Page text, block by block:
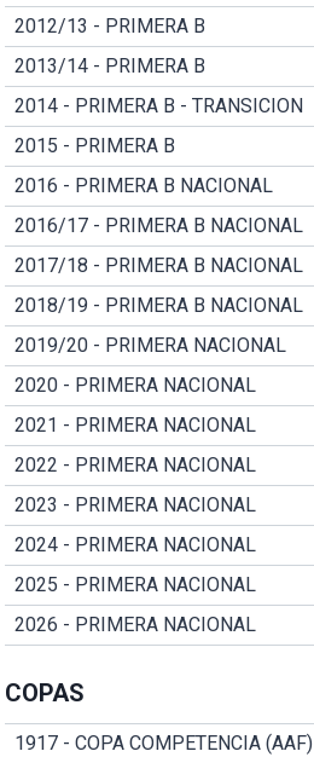
2012/13 - PRIMERA B
2013/14 - PRIMERA B
2014 - PRIMERA B - TRANSICION
2015 - PRIMERA B
2016 - PRIMERA B NACIONAL
2016/17 - PRIMERA B NACIONAL
2017/18 - PRIMERA B NACIONAL
2018/19 - PRIMERA B NACIONAL
2019/20 - PRIMERA NACIONAL
2020 - PRIMERA NACIONAL
2021 - PRIMERA NACIONAL
2022 - PRIMERA NACIONAL
2023 - PRIMERA NACIONAL
2024 - PRIMERA NACIONAL
2025 - PRIMERA NACIONAL
2026 - PRIMERA NACIONAL
COPAS
1917 - COPA COMPETENCIA (AAF)